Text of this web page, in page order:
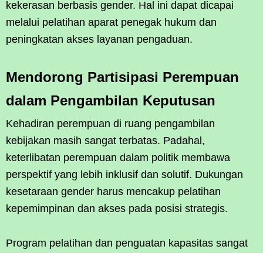
kekerasan berbasis gender. Hal ini dapat dicapai
melalui pelatihan aparat penegak hukum dan
peningkatan akses layanan pengaduan.
Mendorong Partisipasi Perempuan
dalam Pengambilan Keputusan
Kehadiran perempuan di ruang pengambilan
kebijakan masih sangat terbatas. Padahal,
keterlibatan perempuan dalam politik membawa
perspektif yang lebih inklusif dan solutif. Dukungan
kesetaraan gender harus mencakup pelatihan
kepemimpinan dan akses pada posisi strategis.
Program pelatihan dan penguatan kapasitas sangat